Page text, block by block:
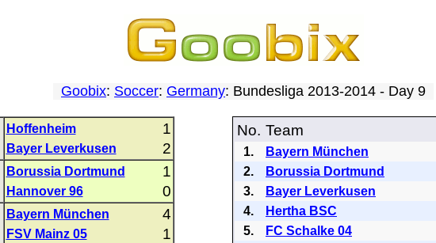
Goobix: Soccer: Germany: Bundesliga 2013-2014 - Day 9
Hoffenheim 1
Bayer Leverkusen 2
Borussia Dortmund 1
Hannover 96 0
Bayern München 4
FSV Mainz 05 1
No. Team
1. Bayern München
2.
Borussia Dortmund
3.
Bayer Leverkusen
4.
Hertha BSC
5.
FC Schalke 04